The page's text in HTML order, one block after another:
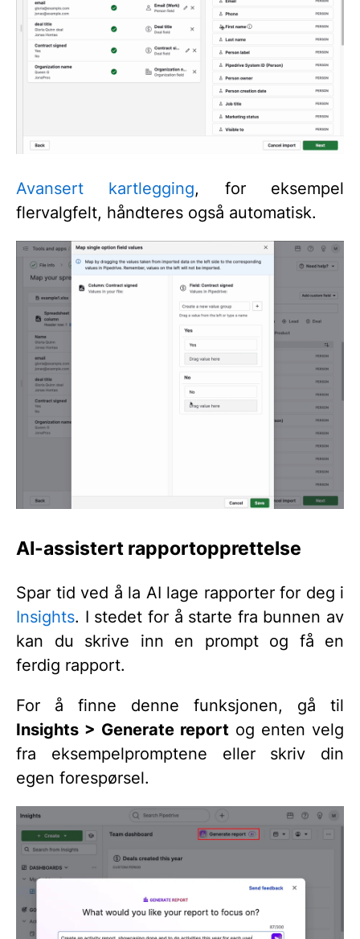
Avansert kartlegging, for eksempel
flervalgfelt, håndteres også automatisk.
AI-assistert rapportopprettelse
Spar tid ved å la AI lage rapporter for deg i
Insights. I stedet for å starte fra bunnen av
kan du skrive inn en prompt og få en
ferdig rapport.
For å finne denne funksjonen, gå til
Insights > Generate report og enten velg
fra eksempelpromptene eller skriv din
egen forespørsel.